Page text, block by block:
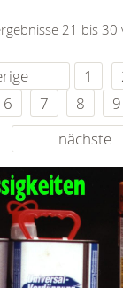
21 bis 30
1
6
7 8 9
nächste